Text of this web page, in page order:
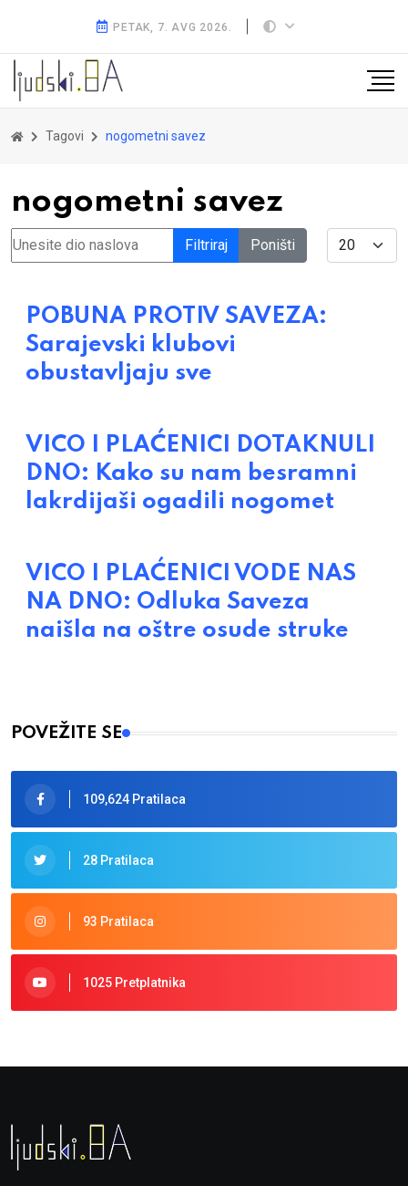
PETAK, 7. AVG 2026.
Tagovi nogometni savez
nogometni savez
Unesite dio naslova Filtriraj Poništi Display #
POBUNA PROTIV SAVEZA:
Sarajevski klubovi
obustavljaju sve
VICO I PLAĆENICI DOTAKNULI
DNO: Kako su nam besramni
lakrdijaši ogadili nogomet
VICO I PLAĆENICI VODE NAS
NA DNO: Odluka Saveza
naišla na oštre osude struke
POVEŽITE SE
109,624 Pratilaca
28 Pratilaca
93 Pratilaca
1025 Pretplatnika